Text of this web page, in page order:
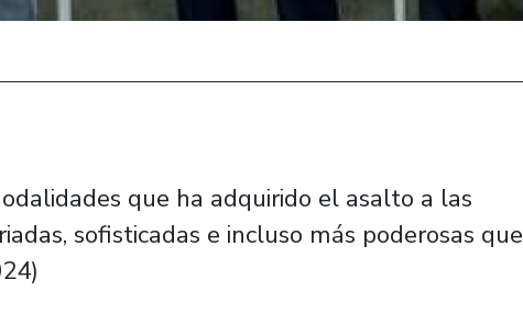
que ha adquirido el asalto a las
sofisticadas e incluso más poderosas que